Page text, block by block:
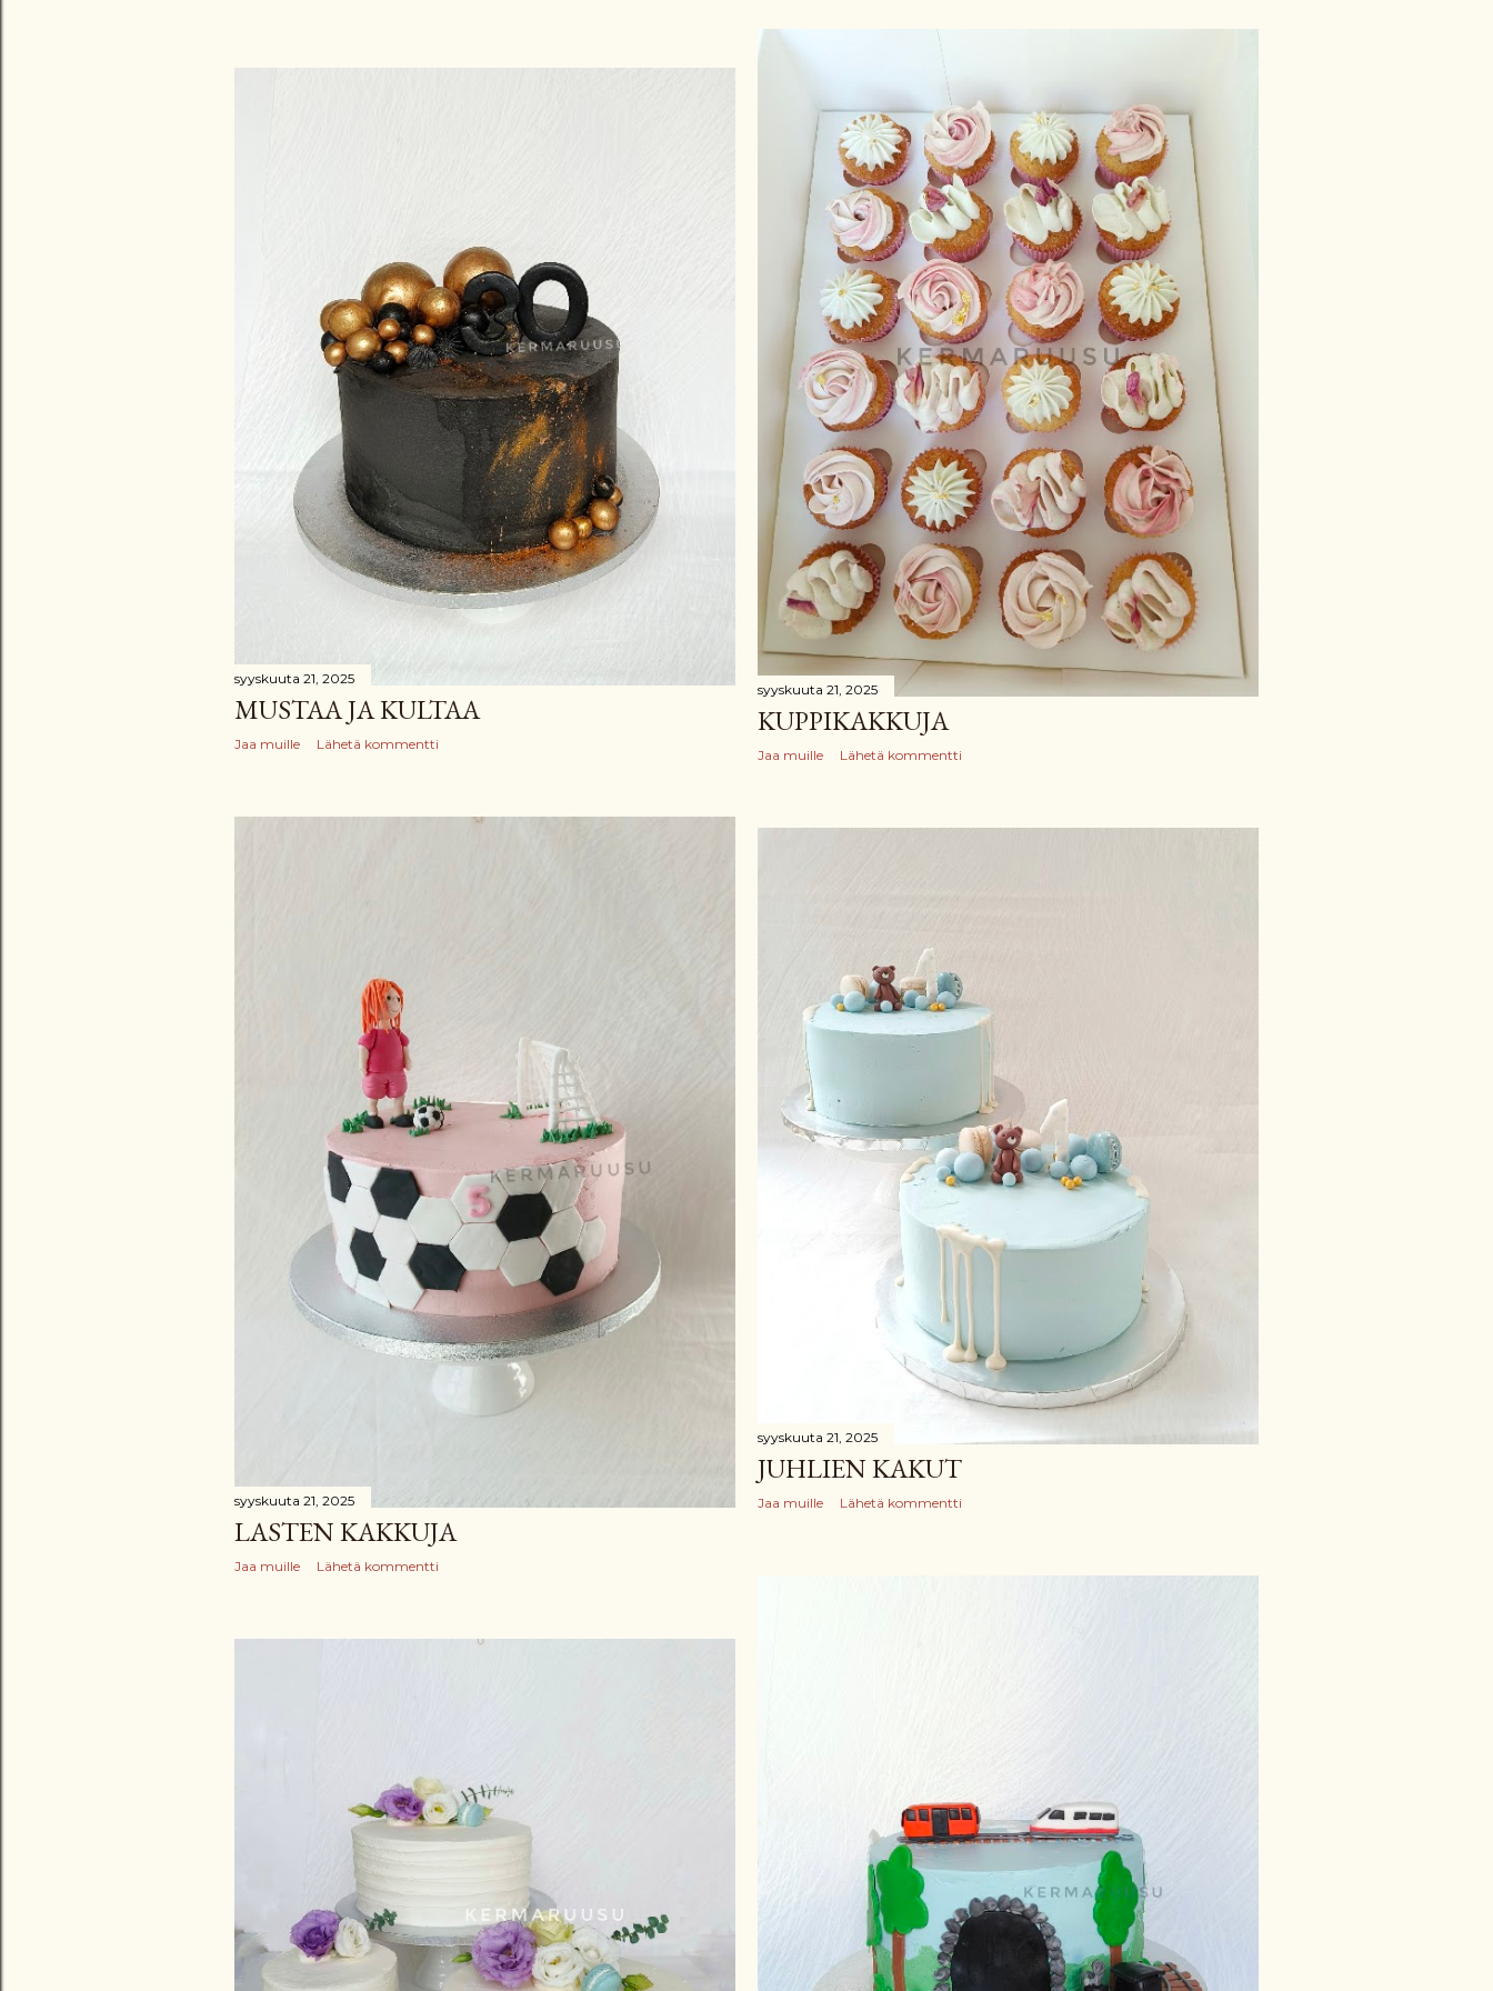
syyskuuta 21, 2025
KUPPIKAKKUJA
Jaa muille Lähetä kommentti
syyskuuta 21, 2025
MUSTAA JA KULTAA
Jaa muille Lähetä kommentti
syyskuuta 21, 2025
LASTEN KAKKUJA
Jaa muille Lähetä kommentti
syyskuuta 21, 2025
JUHLIEN KAKUT
Jaa muille Lähetä kommentti